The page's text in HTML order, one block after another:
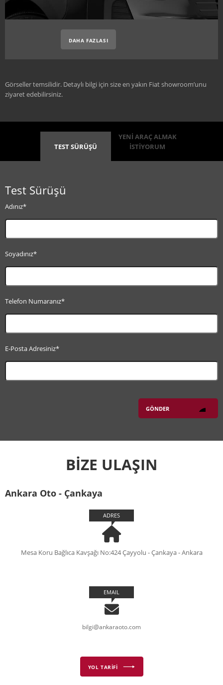
DAHA FAZLASI
Görseller temsilidir. Detaylı bilgi için size en yakın Fiat showroom’unu
ziyaret edebilirsiniz.
TEST SÜRÜŞÜ
YENİ ARAÇ ALMAK
İSTİYORUM
Test Sürüşü
Adınız*
Soyadınız*
Telefon Numaranız*
E-Posta Adresiniz*
BİZE ULAŞIN
Ankara Oto - Çankaya
ADRES
Mesa Koru Bağlıca Kavşağı No:424 Çayyolu - Çankaya - Ankara
EMAIL
bilgi@ankaraoto.com
YOL TARİFİ